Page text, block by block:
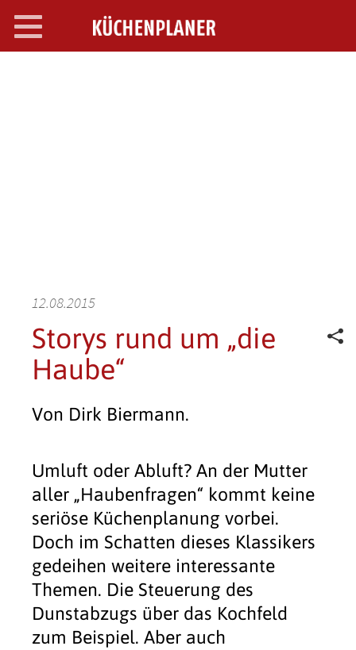
Toggle
navigation
12.08.2015
Storys rund um „die
Haube“
Von Dirk Biermann.
Umluft oder Abluft? An der Mutter
aller „Haubenfragen“ kommt keine
seriöse Küchenplanung vorbei.
Doch im Schatten dieses Klassikers
gedeihen weitere interessante
Themen. Die Steuerung des
Dunstabzugs über das Kochfeld
zum Beispiel. Aber auch